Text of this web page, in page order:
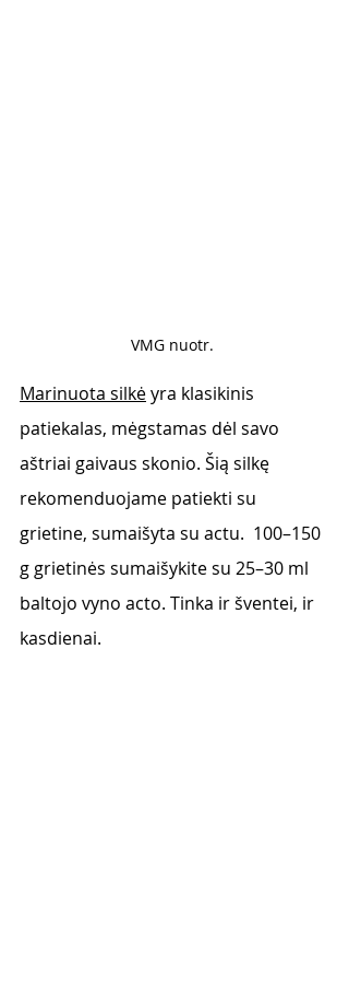
VMG nuotr.
Marinuota silkė yra klasikinis
patiekalas, mėgstamas dėl savo
aštriai gaivaus skonio. Šią silkę
rekomenduojame patiekti su
grietine, sumaišyta su actu.  100–150
g grietinės sumaišykite su 25–30 ml
baltojo vyno acto. Tinka ir šventei, ir
kasdienai.